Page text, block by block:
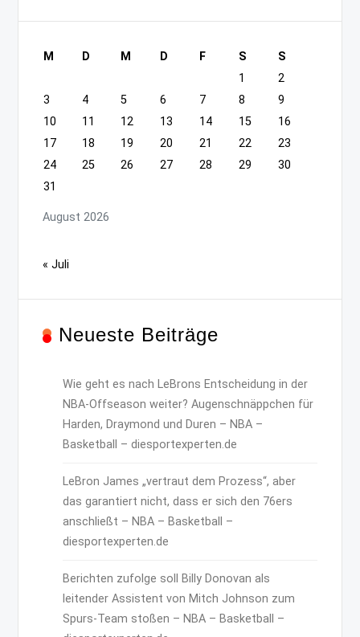
August 2026
M D M D F S
S
1
2
3
4 5 6 7 8
9
10
11 12 13 14 15
16
17
18 19 20 21 22
23
24
25 26 27 28 29
30
31
« Juli
Neueste Beiträge
Wie geht es nach LeBrons Entscheidung in der
NBA-Offseason weiter? Augenschnäppchen für
Harden, Draymond und Duren – NBA –
Basketball – diesportexperten.de
LeBron James „vertraut dem Prozess“, aber
das garantiert nicht, dass er sich den 76ers
anschließt – NBA – Basketball –
diesportexperten.de
Berichten zufolge soll Billy Donovan als
leitender Assistent von Mitch Johnson zum
Spurs-Team stoßen – NBA – Basketball –